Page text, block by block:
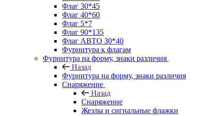
Флаг 30*45
Флаг 40*60
Флаг 5*7
Флаг 90*135
Флаг АВТО 30*40
Фурнитура к флагам
Фурнитура на форму, знаки различия
Назад
Фурнитура на форму, знаки различия
Снаряжение
Назад
Снаряжение
Жезлы и сигнальные флажки